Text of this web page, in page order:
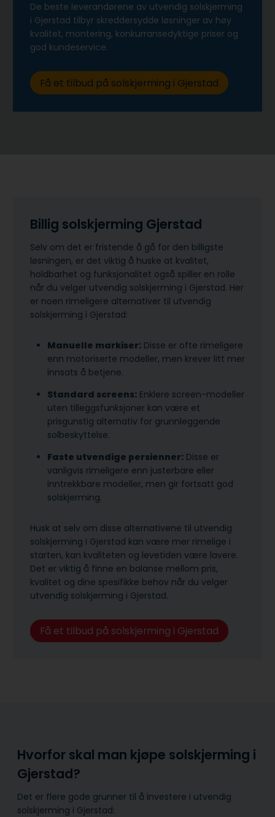
De beste leverandørene av utvendig solskjerming
i Gjerstad tilbyr skreddersydde løsninger av høy
kvalitet, montering, konkurransedyktige priser og
god kundeservice.
Få et tilbud på solskjerming i Gjerstad
Billig solskjerming Gjerstad
Selv om det er fristende å gå for den billigste
løsningen, er det viktig å huske at kvalitet,
holdbarhet og funksjonalitet også spiller en rolle
når du velger utvendig solskjerming i Gjerstad. Her
er noen rimeligere alternativer til utvendig
solskjerming i Gjerstad:
Manuelle markiser: Disse er ofte rimeligere
enn motoriserte modeller, men krever litt mer
innsats å betjene.
Standard screens: Enklere screen-modeller
uten tilleggsfunksjoner kan være et
prisgunstig alternativ for grunnleggende
solbeskyttelse.
Faste utvendige persienner: Disse er
vanligvis rimeligere enn justerbare eller
inntrekkbare modeller, men gir fortsatt god
solskjerming.
Husk at selv om disse alternativene til utvendig
solskjerming i Gjerstad kan være mer rimelige i
starten, kan kvaliteten og levetiden være lavere.
Det er viktig å finne en balanse mellom pris,
kvalitet og dine spesifikke behov når du velger
utvendig solskjerming i Gjerstad.
Få et tilbud på solskjerming i Gjerstad
Hvorfor skal man kjøpe solskjerming i
Gjerstad?
Det er flere gode grunner til å investere i utvendig
solskjerming i Gjerstad: